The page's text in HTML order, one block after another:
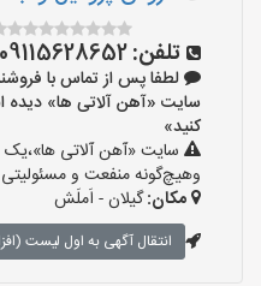
تلفن:09115628652
لطفا پس از تماس با
کنید»
سایت «آهن آلاتی
وهیچ‌گونه منفعت و مسئولیتی
مکان:گیلان - اَملَش
انتقال آگهی به اول لیست